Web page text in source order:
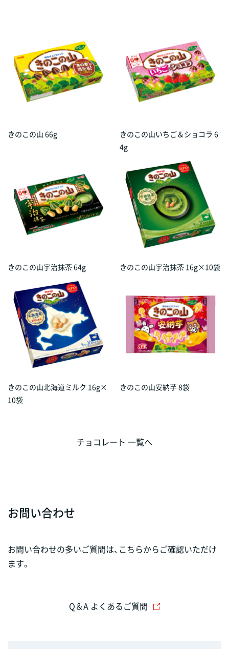
きのこの山 66g
きのこの山いちご＆ショコラ 6
4g
きのこの山宇治抹茶 64g きのこの山宇治抹茶 16g×10袋
きのこの山北海道ミルク 16g×
10袋
きのこの山安納芋 8袋
チョコレート 一覧へ
お問い合わせ
お問い合わせの多いご質問は、こちらからご確認いただけ
ます。
Q＆A よくあるご質問